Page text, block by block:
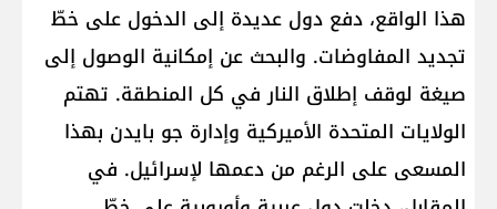
هذا الواقع، دفع دول عديدة إلى الدخول على خطّ
تجديد المفاوضات. والبحث عن إمكانية الوصول إلى
صيغة لوقف إطلاق النار في كل المنطقة. تهتم
الولايات المتحدة الأميركية وإدارة جو بايدن بهذا
المسعى على الرغم من دعمها لإسرائيل. في